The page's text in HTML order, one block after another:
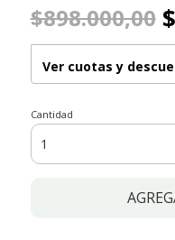
$898.000,00
Ver cuotas y
Cantidad